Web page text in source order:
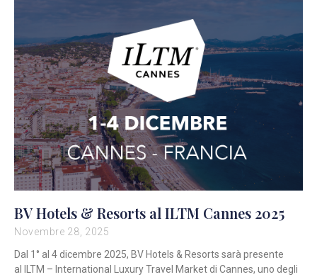
BV Hotels & Resorts al ILTM Cannes 2025
Novembre 28, 2025
Dal 1° al 4 dicembre 2025, BV Hotels & Resorts sarà presente
al ILTM – International Luxury Travel Market di Cannes, uno degli